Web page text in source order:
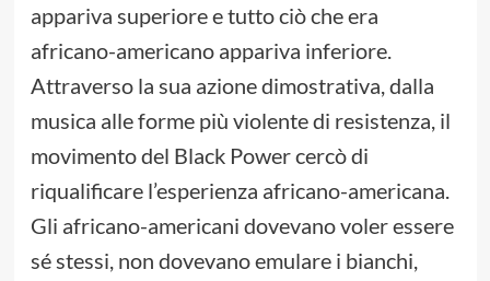
appariva superiore e tutto ciò che era
africano-americano appariva inferiore.
Attraverso la sua azione dimostrativa, dalla
musica alle forme più violente di resistenza, il
movimento del Black Power cercò di
riqualificare l’esperienza africano-americana.
Gli africano-americani dovevano voler essere
sé stessi, non dovevano emulare i bianchi,